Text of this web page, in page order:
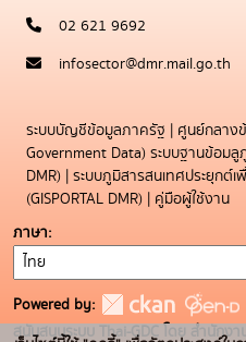
02 621 9692
infosector@dmr.mail.go.th
ระบบบัญชีข้อมูลภาครัฐ | ศูนย์กลาง
Government Data) ระบบฐานข้อม
DMR) | ระบบภูมิสารสนเทศประยุกต์
(GISPORTAL DMR) | คู่มือผู้ใช้งาน
ภาษา
Powered by:
สนับสนุนระบบ Thai-GDC โดย สำนักง